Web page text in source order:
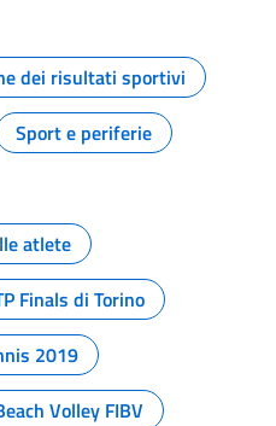
dei risultati sportivi
Sport e periferie
atlete
Finals di Torino
2019
Volley FIBV